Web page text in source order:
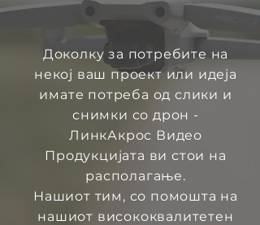
Доколку за потребите на
некој ваш проект или идеја
имате потреба од слики и
снимки со дрон -
ЛинкАкрос Видео
Продукцијата ви стои на
располагање.
Нашиот тим, со помошта на
нашиот висококвалитетен